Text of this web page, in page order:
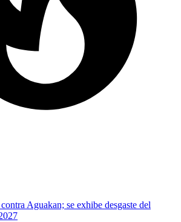
Aguakan; se exhibe desgaste del